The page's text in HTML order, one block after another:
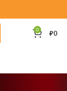
0 ₽0